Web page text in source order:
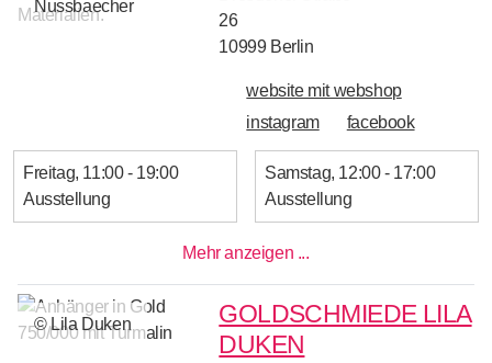
Nussbaecher
26
10999 Berlin
website mit webshop
instagram
facebook
Freitag 11:00 - 19:00
Ausstellung
Samstag 12:00 - 17:00
Ausstellung
Mehr anzeigen ...
© Lila Duken
GOLDSCHMIEDE LILA
DUKEN